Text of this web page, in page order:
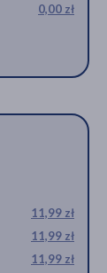
0,00 zł
11,99 zł
11,99 zł
11,99 zł